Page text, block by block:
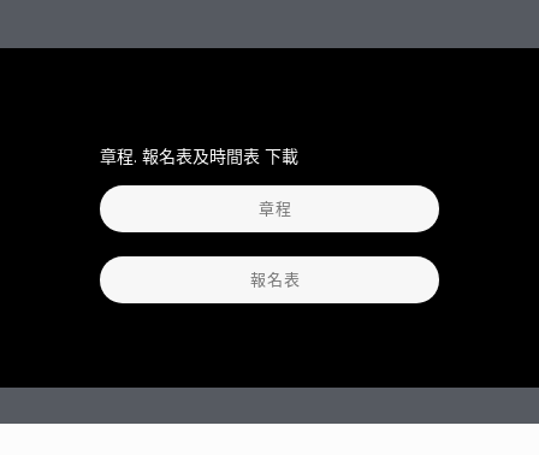
章程. 報名表及時間表 下載
章程
報名表